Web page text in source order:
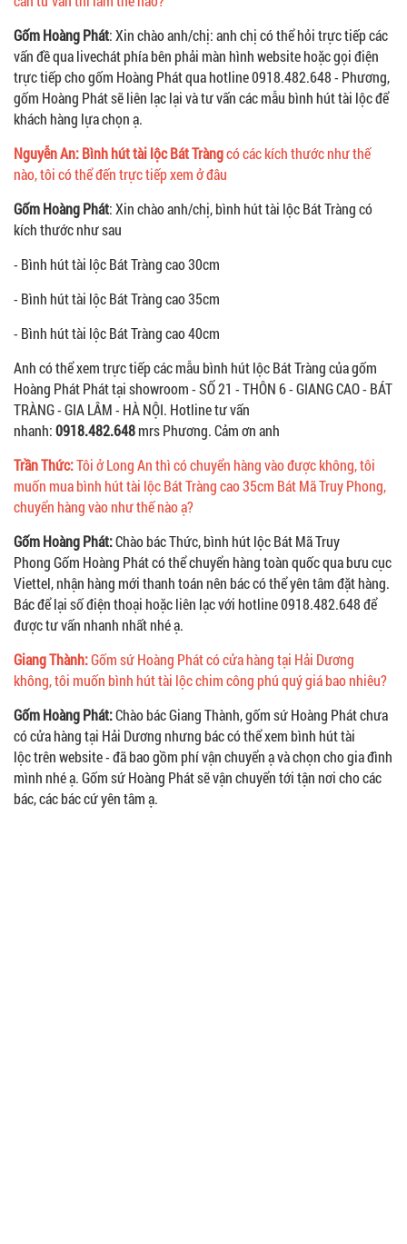
Gốm Hoàng Phát: Xin chào anh/chị: anh chị có thể hỏi trực tiếp các
vấn đề qua livechát phía bên phải màn hình website hoặc gọi điện
trực tiếp cho gốm Hoàng Phát qua hotline 0918.482.648 - Phương,
gốm Hoàng Phát sẽ liên lạc lại và tư vấn các mẫu bình hút tài lộc để
khách hàng lựa chọn ạ.
Nguyễn An: Bình hút tài lộc Bát Tràngcó các kích thước như thế
nào, tôi có thể đến trực tiếp xem ở đâu
Gốm Hoàng Phát: Xin chào anh/chị, bình hút tài lộc Bát Tràng có
kích thước như sau
- Bình hút tài lộc Bát Tràng cao 30cm
- Bình hút tài lộc Bát Tràng cao 35cm
- Bình hút tài lộc Bát Tràng cao 40cm
Anh có thể xem trực tiếp các mẫu bình hút lộc Bát Tràng của gốm
Hoàng Phát Phát tại showroom - SỐ 21 - THÔN 6 - GIANG CAO - BÁT
TRÀNG - GIA LÂM - HÀ NỘI. Hotline tư vấn
nhanh:0918.482.648mrs Phương. Cảm ơn anh
Trần Thức:Tôi ở Long An thì có chuyển hàng vào được không, tôi
muốn mua bình hút tài lộc Bát Tràng cao 35cm Bát Mã Truy Phong,
chuyển hàng vào như thế nào ạ?
Gốm Hoàng Phát:Chào bác Thức, bình hút lộc Bát Mã Truy
Phong Gốm Hoàng Phát có thể chuyển hàng toàn quốc qua bưu cục
Viettel, nhận hàng mới thanh toán nên bác có thể yên tâm đặt hàng.
Bác để lại số điện thoại hoặc liên lạc với hotline 0918.482.648 để
được tư vấn nhanh nhất nhé ạ.
Giang Thành:Gốm sứ Hoàng Phát có cửa hàng tại Hải Dương
không, tôi muốn bình hút tài lộc chim công phú quý giá bao nhiêu?
Gốm Hoàng Phát:Chào bác Giang Thành, gốm sứ Hoàng Phát chưa
có cửa hàng tại Hải Dương nhưng bác có thể xem bình hút tài
lộc trên website - đã bao gồm phí vận chuyển ạ và chọn cho gia đình
mình nhé ạ. Gốm sứ Hoàng Phát sẽ vận chuyển tới tận nơi cho các
bác, các bác cứ yên tâm ạ.